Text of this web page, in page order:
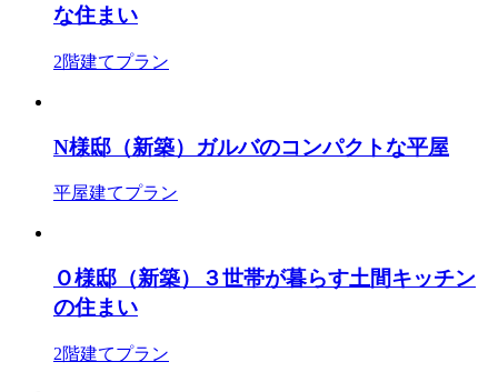
な住まい
2階建てプラン
N様邸（新築）ガルバのコンパクトな平屋
平屋建てプラン
Ｏ様邸（新築）３世帯が暮らす土間キッチン
の住まい
2階建てプラン